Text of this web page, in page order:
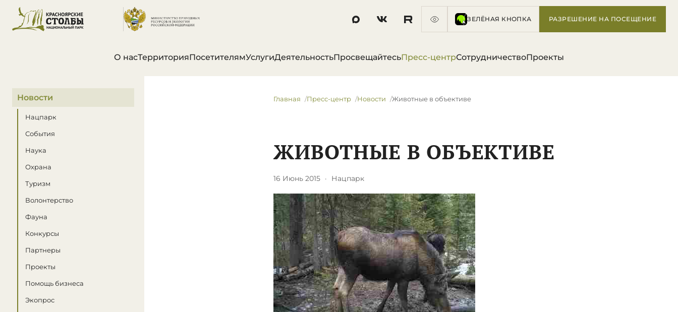
ЗЕЛЁНАЯ КНОПКА РАЗРЕШЕНИЕ НА ПОСЕЩЕНИЕ
О насТерриторияПосетителямУслугиДеятельностьПросвещайтесьПресс-центрСотрудничествоПроекты
В этом разделе
Новости
Нацпарк
События
Наука
Охрана
Туризм
Волонтерство
Фауна
Конкурсы
Партнеры
Проекты
Помощь бизнеса
Экопрос
Главная Пресс-центр Новости Животные в объективе
ЖИВОТНЫЕ В ОБЪЕКТИВЕ
16 Июнь 2015 · Нацпарк